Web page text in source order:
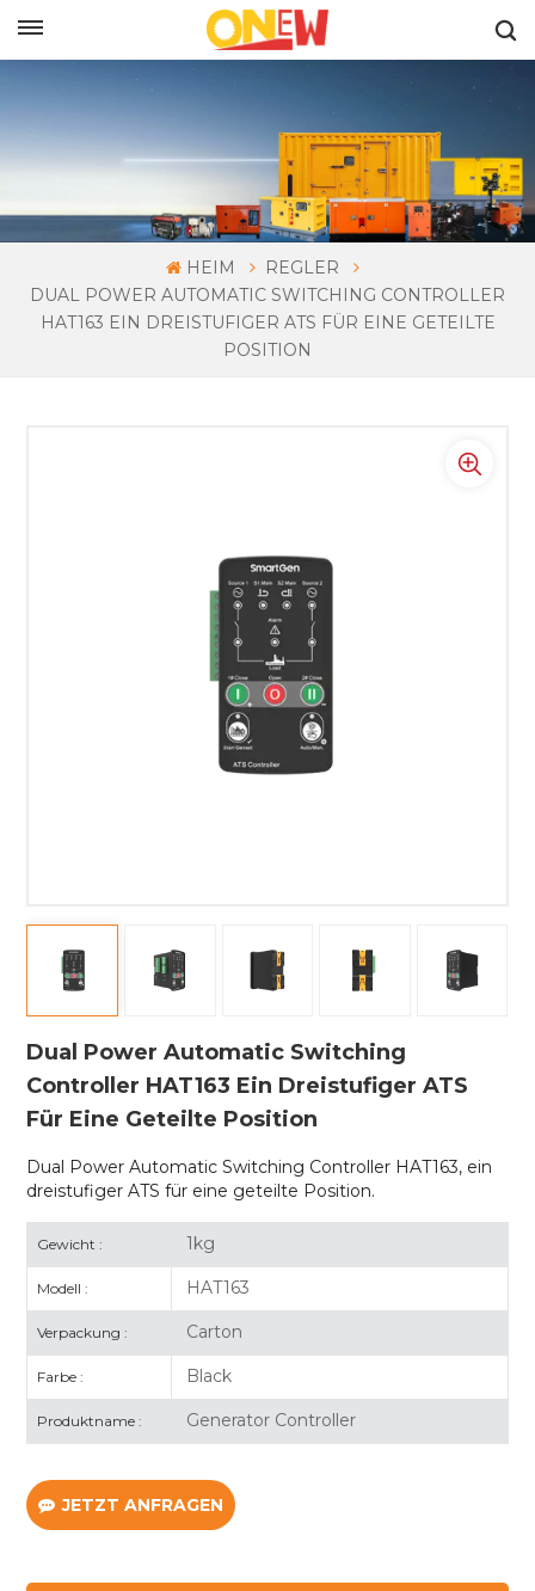
HEIM
REGLER
DUAL POWER AUTOMATIC SWITCHING CONTROLLER
HAT163 EIN DREISTUFIGER ATS FÜR EINE GETEILTE
POSITION
Dual Power Automatic Switching
Controller HAT163 Ein Dreistufiger ATS
Für Eine Geteilte Position
Dual Power Automatic Switching Controller HAT163, ein
dreistufiger ATS für eine geteilte Position.
Gewicht : 1kg
Modell : HAT163
Verpackung : Carton
Farbe : Black
Produktname : Generator Controller
JETZT ANFRAGEN